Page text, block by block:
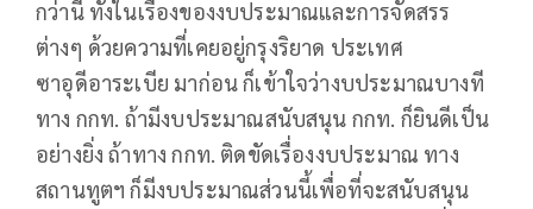
กว่านี้ ทั้งในเรื่องของงบประมาณและการจัดสรร
ต่างๆ ด้วยความที่เคยอยู่กรุงริยาด ประเทศ
ซาอุดีอาระเบีย มาก่อน ก็เข้าใจว่างบประมาณบางที
ทาง กกท. ถ้ามีงบประมาณสนับสนุน กกท. ก็ยินดีเป็น
อย่างยิ่ง ถ้าทาง กกท. ติดขัดเรื่องงบประมาณ ทาง
สถานทูตฯ ก็มีงบประมาณส่วนนี้เพื่อที่จะสนับสนุน